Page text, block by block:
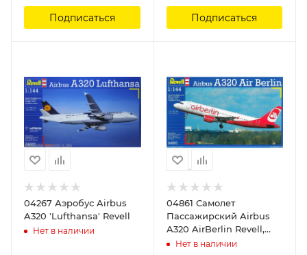
Подписаться Подписаться
04267 Аэробус Airbus
A320 'Lufthansa' Revell
Нет в наличии
04861 Самолет
Пассажирский Airbus
A320 AirBerlin Revell,
1/144
Нет в наличии